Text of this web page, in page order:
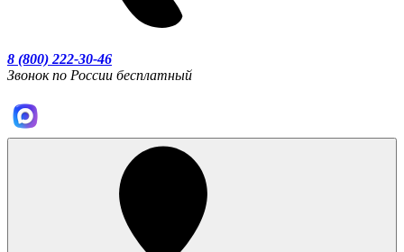
8 (800) 222-30-46
Звонок по России бесплатный